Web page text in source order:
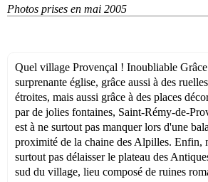
Photos prises en mai 2005
Quel village Provençal ! Inoubliable
surprenante église, grâce aussi à des ruelles
étroites, mais aussi grâce à des places
par de jolies fontaines, Saint-Rémy-de-
est à ne surtout pas manquer lors d'une
proximité de la chaine des Alpilles. Enfin,
surtout pas délaisser le plateau des
sud du village, lieu composé de ruines